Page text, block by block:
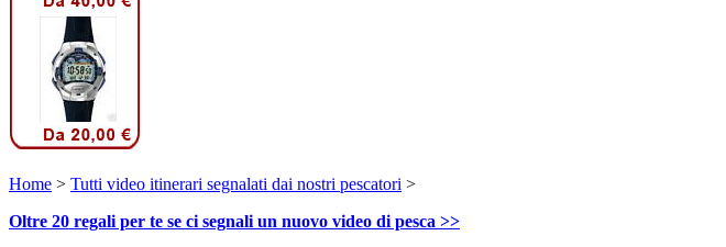
Home > Tutti video itinerari segnalati dai nostri pescatori >
Oltre 20 regali per te se ci segnali un nuovo video di pesca >>